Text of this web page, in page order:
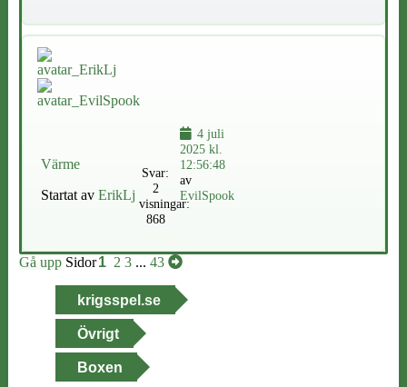
Värme
Startat av ErikLj
Svar:
2
visningar:
868
4 juli
2025 kl.
12:56:48
av
EvilSpook
Gå upp Sidor1 2 3 ... 43
krigsspel.se
Övrigt
Boxen